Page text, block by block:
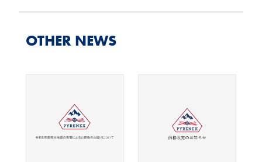
OTHER NEWS